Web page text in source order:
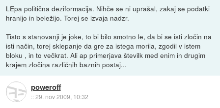
LEpa politična deziformacija. Nihče se ni uprašal, zakaj se podatki
hranijo in beležijo. Torej se izvaja nadzr.
Tisto s stanovanji je joke, to bi bilo smotno le, da bi se isti zločin na
isti način, torej sklepanje da gre za istega morila, zgodil v istem
bloku , in to večkrat. Ali ap primerjava številk med enim in drugim
krajem zločina različnih baznih postaj...
poweroff
::29. nov 2009, 10:32